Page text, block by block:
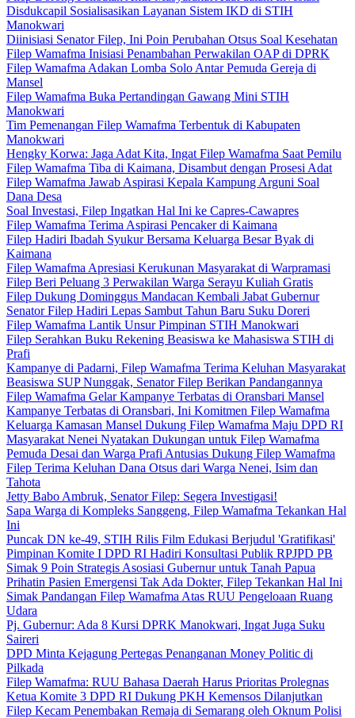
Disdukcapil Sosialisasikan Layanan Sistem IKD di STIH
Manokwari
Diinisiasi Senator Filep, Ini Poin Perubahan Otsus Soal Kesehatan
Filep Wamafma Inisiasi Penambahan Perwakilan OAP di DPRK
Filep Wamafma Adakan Lomba Solo Antar Pemuda Gereja di
Mansel
Filep Wamafma Buka Pertandingan Gawang Mini STIH
Manokwari
Tim Pemenangan Filep Wamafma Terbentuk di Kabupaten
Manokwari
Hengky Korwa: Jaga Adat Kita, Ingat Filep Wamafma Saat Pemilu
Filep Wamafma Tiba di Kaimana, Disambut dengan Prosesi Adat
Filep Wamafma Jawab Aspirasi Kepala Kampung Arguni Soal
Dana Desa
Soal Investasi, Filep Ingatkan Hal Ini ke Capres-Cawapres
Filep Wamafma Terima Aspirasi Pencaker di Kaimana
Filep Hadiri Ibadah Syukur Bersama Keluarga Besar Byak di
Kaimana
Filep Wamafma Apresiasi Kerukunan Masyarakat di Warpramasi
Filep Beri Peluang 3 Perwakilan Warga Serayu Kuliah Gratis
Filep Dukung Dominggus Mandacan Kembali Jabat Gubernur
Senator Filep Hadiri Lepas Sambut Tahun Baru Suku Doreri
Filep Wamafma Lantik Unsur Pimpinan STIH Manokwari
Filep Serahkan Buku Rekening Beasiswa ke Mahasiswa STIH di
Prafi
Kampanye di Padarni, Filep Wamafma Terima Keluhan Masyarakat
Beasiswa SUP Nunggak, Senator Filep Berikan Pandangannya
Filep Wamafma Gelar Kampanye Terbatas di Oransbari Mansel
Kampanye Terbatas di Oransbari, Ini Komitmen Filep Wamafma
Keluarga Kamasan Mansel Dukung Filep Wamafma Maju DPD RI
Masyarakat Nenei Nyatakan Dukungan untuk Filep Wamafma
Pemuda Desai dan Warga Prafi Antusias Dukung Filep Wamafma
Filep Terima Keluhan Dana Otsus dari Warga Nenei, Isim dan
Tahota
Jetty Babo Ambruk, Senator Filep: Segera Investigasi!
Sapa Warga di Kompleks Sanggeng, Filep Wamafma Tekankan Hal
Ini
Puncak DN ke-49, STIH Rilis Film Edukasi Berjudul 'Gratifikasi'
Pimpinan Komite I DPD RI Hadiri Konsultasi Publik RPJPD PB
Simak 9 Poin Strategis Asosiasi Gubernur untuk Tanah Papua
Prihatin Pasien Emergensi Tak Ada Dokter, Filep Tekankan Hal Ini
Simak Pandangan Filep Wamafma Atas RUU Pengeloaan Ruang
Udara
Pj. Gubernur: Ada 8 Kursi DPRK Manokwari, Ingat Juga Suku
Saireri
DPD Minta Kejagung Pertegas Penanganan Money Politic di
Pilkada
Filep Wamafma: RUU Bahasa Daerah Harus Prioritas Prolegnas
Ketua Komite 3 DPD RI Dukung PKH Kemensos Dilanjutkan
Filep Kecam Penembakan Remaja di Semarang oleh Oknum Polisi